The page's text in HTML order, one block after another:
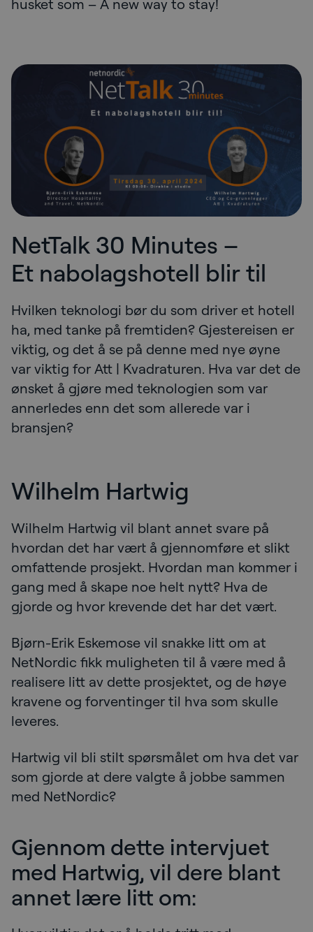
husket som – A new way to stay!
NetTalk 30 Minutes –
Et nabolagshotell blir til
Hvilken teknologi bør du som driver et hotell
ha, med tanke på fremtiden? Gjestereisen er
viktig, og det å se på denne med nye øyne
var viktig for Att | Kvadraturen. Hva var det de
ønsket å gjøre med teknologien som var
annerledes enn det som allerede var i
bransjen?
Wilhelm Hartwig
Wilhelm Hartwig vil blant annet svare på
hvordan det har vært å gjennomføre et slikt
omfattende prosjekt. Hvordan man kommer i
gang med å skape noe helt nytt? Hva de
gjorde og hvor krevende det har det vært.
Bjørn-Erik Eskemose vil snakke litt om at
NetNordic fikk muligheten til å være med å
realisere litt av dette prosjektet, og de høye
kravene og forventinger til hva som skulle
leveres.
Hartwig vil bli stilt spørsmålet om hva det var
som gjorde at dere valgte å jobbe sammen
med NetNordic?
Gjennom dette intervjuet
med Hartwig, vil dere blant
annet lære litt om: